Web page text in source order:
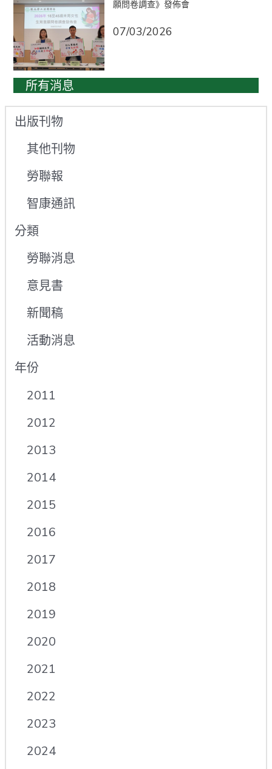
願問卷調查》發佈會
07/03/2026
所有消息
出版刊物
其他刊物
勞聯報
智康通訊
分類
勞聯消息
意見書
新聞稿
活動消息
年份
2011
2012
2013
2014
2015
2016
2017
2018
2019
2020
2021
2022
2023
2024